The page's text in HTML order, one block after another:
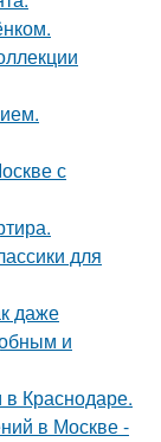
с
для
даже
и
Краснодаре.
в Москве -